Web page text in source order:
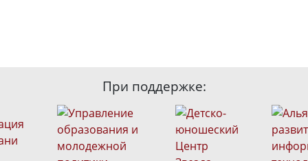
При поддержке: